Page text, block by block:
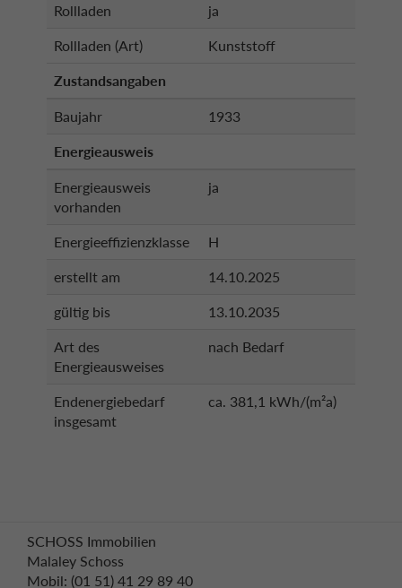
Rollladen ja
Rollladen (Art) Kunststoff
Zustandsangaben
Baujahr 1933
Energieausweis
Energieausweis
vorhanden
ja
Energieeffizienzklasse H
erstellt am 14.10.2025
gültig bis 13.10.2035
Art des
Energieausweises
nach Bedarf
Endenergiebedarf
insgesamt
ca. 381,1 kWh/(m²a)
SCHOSS Immobilien
Malaley Schoss
Mobil: (01 51) 41 29 89 40